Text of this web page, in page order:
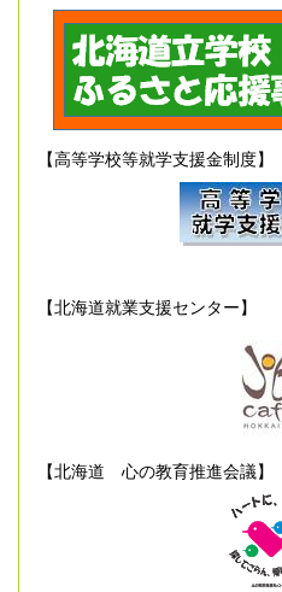
【高等学校等就学支援金制度】
【北海道就業支援センター】
【北海道 心の教育推進会議】